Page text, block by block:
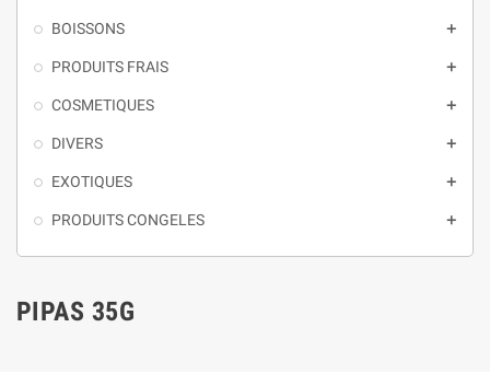
BOISSONS 
PRODUITS FRAIS 
COSMETIQUES 
DIVERS 
EXOTIQUES 
PRODUITS CONGELES 
PIPAS 35G